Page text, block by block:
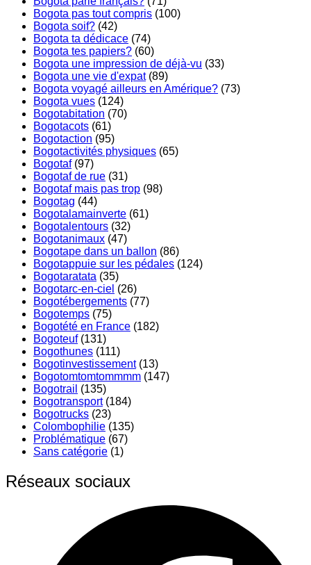
Bogota pas tout compris (100)
Bogota soif? (42)
Bogota ta dédicace (74)
Bogota tes papiers? (60)
Bogota une impression de déjà-vu (33)
Bogota une vie d'expat(89)
Bogota voyagé ailleurs en Amérique? (73)
Bogota vues (124)
Bogotabitation (70)
Bogotacots (61)
Bogotaction (95)
Bogotactivités physiques (65)
Bogotaf(97)
Bogotaf de rue (31)
Bogotaf mais pas trop (98)
Bogotag (44)
Bogotalamainverte (61)
Bogotalentours (32)
Bogotanimaux (47)
Bogotape dans un ballon (86)
Bogotappuie sur les pédales (124)
Bogotaratata (35)
Bogotarc-en-ciel (26)
Bogotébergements (77)
Bogotemps (75)
Bogotété en France (182)
Bogoteuf(131)
Bogothunes (111)
Bogotinvestissement(13)
Bogotomtomtommmm (147)
Bogotrail (135)
Bogotransport(184)
Bogotrucks (23)
Colombophilie (135)
Problématique (67)
Sans catégorie (1)
Réseaux sociaux